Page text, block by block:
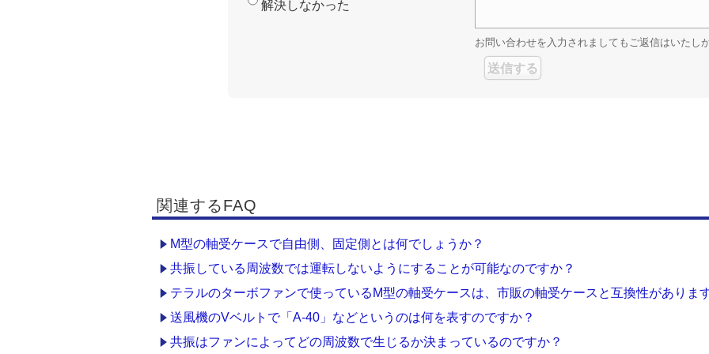
解決しなかった
お問い合わせを入力されましてもご返信はいたし
関連するFAQ
M型の軸受ケースで自由側、固定側とは何でしょうか？
共振している周波数では運転しないようにすることが可能なのですか？
テラルのターボファンで使っているM型の軸受ケースは、市販の軸受ケースと互換性がありま
送風機のVベルトで「A-40」などというのは何を表すのですか？
共振はファンによってどの周波数で生じるか決まっているのですか？